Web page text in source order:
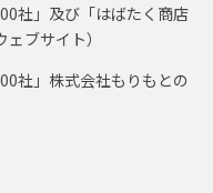
社」及び「はばたく商店
ブサイト）
社」株式会社もりもとの